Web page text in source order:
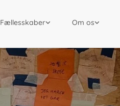
Fællesskaber Om os